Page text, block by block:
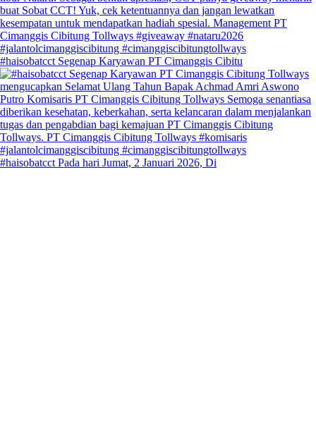
#haisobatcct Segenap Karyawan PT Cimanggis Cibitu
#haisobatcct Pada hari Jumat, 2 Januari 2026, Di